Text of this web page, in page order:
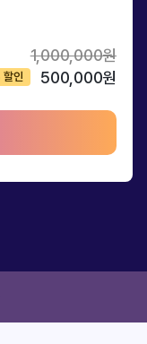
1,000,000원
500,000원